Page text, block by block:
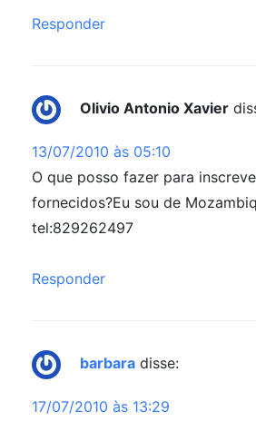
Responder
Olivio Antonio Xavier
13/07/2010 às 05:10
O que posso fazer para
fornecidos?Eu sou de
tel:829262497
Responder
barbara disse:
17/07/2010 às 13:29